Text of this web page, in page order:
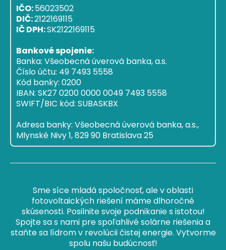
IČO:56023502
DIČ:2122169115
IČ DPH:SK2122169115
Bankové spojenie:
Banka: Všeobecná úverová banka, a.s.
Číslo účtu: 49 7493 5558
Kód banky: 0200
IBAN: SK27 0200 0000 0049 7493 5558
SWIFT/BIC kód: SUBASKBX
Adresa banky: Všeobecná úverová banka, a.s.,
Mlynské Nivy 1, 829 90 Bratislava 25
Sme síce mladá spoločnosť, ale v oblasti
fotovoltaických riešení máme dlhoročné
skúsenosti. Posilnite svoje podnikanie s istotou!
Spojte sa s nami pre spoľahlivé solárne riešenia a
staňte sa lídrom v revolúcii čistej energie. Vytvorme
spolu našu budúcnosť!